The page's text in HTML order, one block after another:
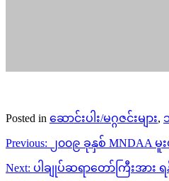
Posted in ဆောင်းပါး/မဂ္ဂဇင်းများ,
Post
navigation
Previous: ၂၀၀၉ ခုနှစ် MNDAA
Next: ပါချုပ်ဆရာတော်ကြီးအား